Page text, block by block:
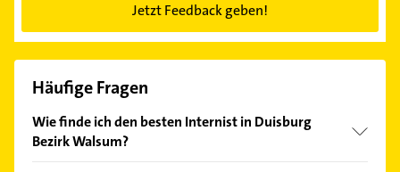
Jetzt Feedback geben!
Häufige Fragen
Wie finde ich den besten Internist in Duisburg
Bezirk Walsum?